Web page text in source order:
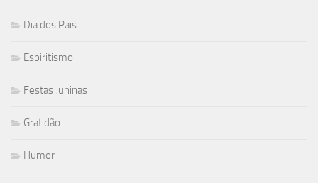
Dia dos Pais
Espiritismo
Festas Juninas
Gratidão
Humor